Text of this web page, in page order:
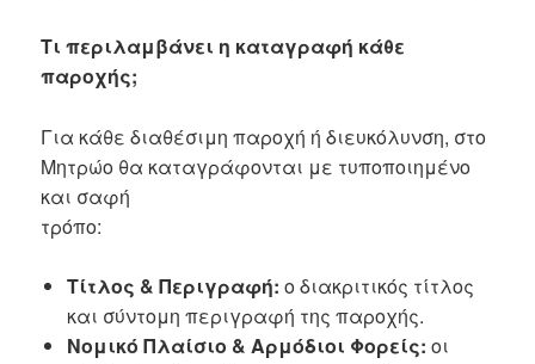
Τι περιλαμβάνει η καταγραφή κάθε
παροχής;
Για κάθε διαθέσιμη παροχή ή διευκόλυνση, στο
Μητρώο θα καταγράφονται με τυποποιημένο
και σαφή
τρόπο:
Τίτλος & Περιγραφή: ο διακριτικός τίτλος
και σύντομη περιγραφή της παροχής.
Νομικό Πλαίσιο & Αρμόδιοι Φορείς: οι